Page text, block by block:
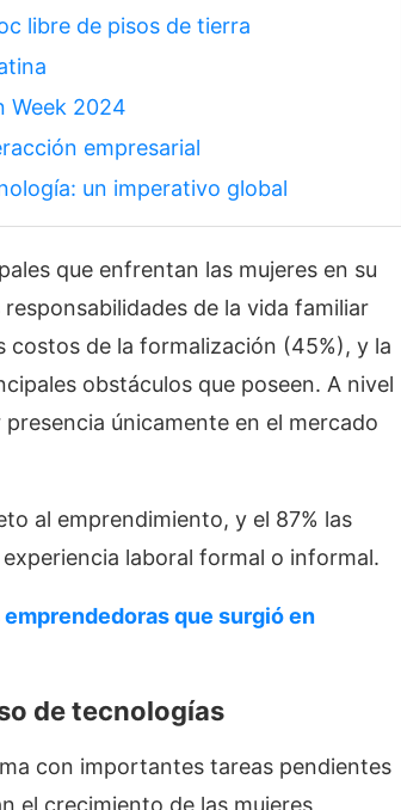
libre de pisos de tierra
Week 2024
empresarial
un imperativo global
que enfrentan las mujeres en su
de la vida familiar
costos de la formalización (45%), y la
obstáculos que poseen. A nivel
únicamente en el mercado
al emprendimiento, y el 87% las
laboral formal o informal.
emprendedoras que surgió en
de tecnologías
con importantes tareas pendientes